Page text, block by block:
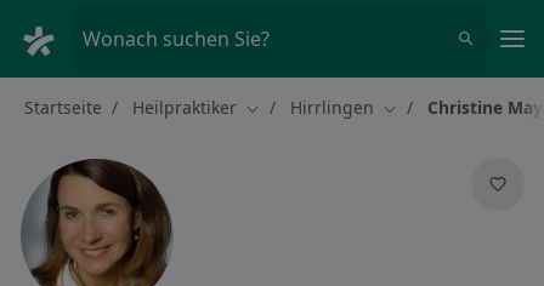
Wonach suchen Sie?
Startseite Heilpraktiker Stadt ändern
Hirrlingen Stadt ändern
Christine